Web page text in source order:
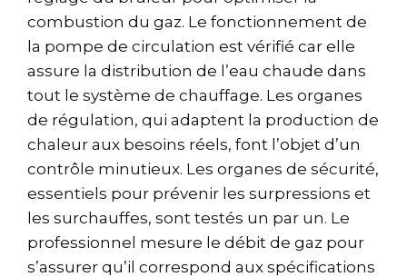
combustion du gaz. Le fonctionnement de
la pompe de circulation est vérifié car elle
assure la distribution de l’eau chaude dans
tout le système de chauffage. Les organes
de régulation, qui adaptent la production de
chaleur aux besoins réels, font l’objet d’un
contrôle minutieux. Les organes de sécurité,
essentiels pour prévenir les surpressions et
les surchauffes, sont testés un par un. Le
professionnel mesure le débit de gaz pour
s’assurer qu’il correspond aux spécifications